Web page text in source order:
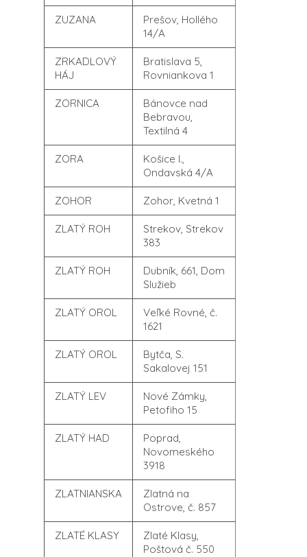
ZUZANA
Prešov, Hollého
14/A
ZRKADLOVÝ
HÁJ
Bratislava 5,
Rovniankova 1
ZORNICA
Bánovce nad
Bebravou,
Textilná 4
ZORA
Košice I.,
Ondavská 4/A
ZOHOR Zohor, Kvetná 1
ZLATÝ ROH
Strekov, Strekov
383
ZLATÝ ROH
Dubník, 661, Dom
Služieb
ZLATÝ OROL
Veľké Rovné, č.
1621
ZLATÝ OROL
Bytča, S.
Sakalovej 151
ZLATÝ LEV
Nové Zámky,
Petofiho 15
ZLATÝ HAD
Poprad,
Novomeského
3918
ZLATNIANSKA
Zlatná na
Ostrove, č. 857
ZLATÉ KLASY
Zlaté Klasy,
Poštová č. 550